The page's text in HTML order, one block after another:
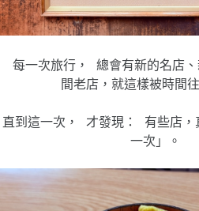
每一次旅行， 總會有新的名店
間老店，就這樣被時間
直到這一次， 才發現： 有些店，
一次」。